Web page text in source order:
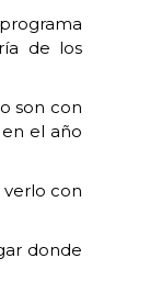
de los
son con
el año
con
donde